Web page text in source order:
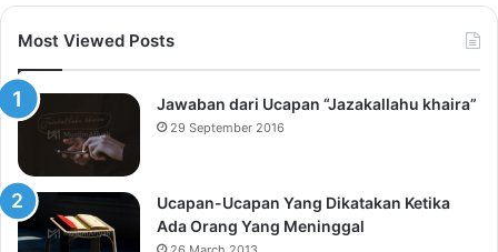
Most Viewed Posts
Jawaban dari Ucapan “Jazakallahu khaira”
29 September 2016
Ucapan-Ucapan Yang Dikatakan Ketika
Ada Orang Yang Meninggal